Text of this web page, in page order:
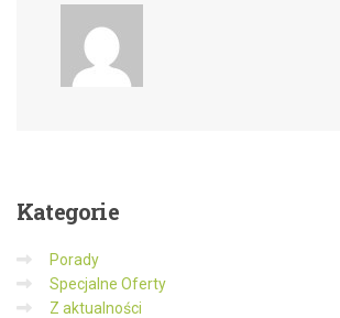
Kategorie
Porady
Specjalne Oferty
Z aktualności